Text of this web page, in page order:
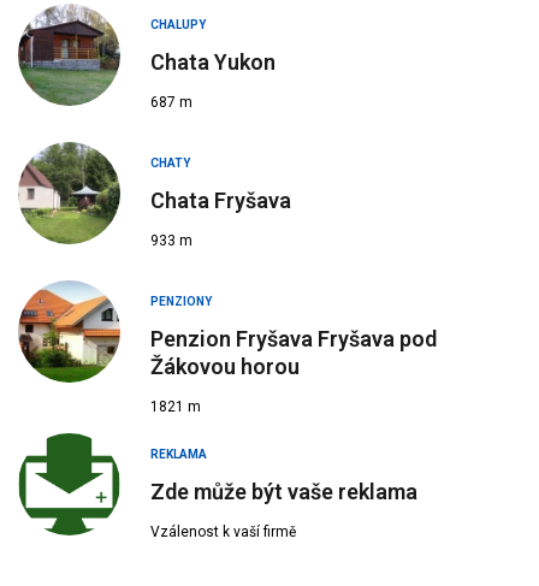
CHALUPY
Chata Yukon
687 m
CHATY
Chata Fryšava
933 m
PENZIONY
Penzion Fryšava Fryšava pod
Žákovou horou
1821 m
REKLAMA
Zde může být vaše reklama
Vzálenost k vaší firmě